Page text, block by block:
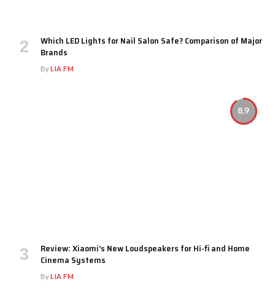
Which LED Lights for Nail Salon Safe? Comparison of Major
Brands
ByLIA FM
8.9
Review: Xiaomi’s New Loudspeakers for Hi-fi and Home
Cinema Systems
ByLIA FM